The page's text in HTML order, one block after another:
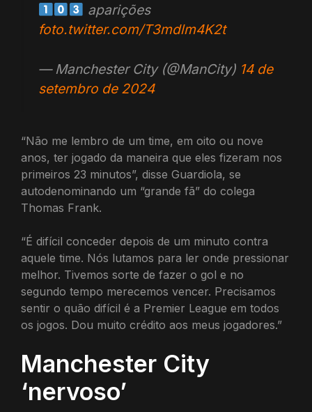
aparições
foto.twitter.com/T3mdlm4K2t
— Manchester City (@ManCity) 14 de
setembro de 2024
“Não me lembro de um time, em oito ou nove
anos, ter jogado da maneira que eles fizeram nos
primeiros 23 minutos”, disse Guardiola, se
autodenominando um “grande fã” do colega
Thomas Frank.
“É difícil conceder depois de um minuto contra
aquele time. Nós lutamos para ler onde pressionar
melhor. Tivemos sorte de fazer o gol e no
segundo tempo merecemos vencer. Precisamos
sentir o quão difícil é a Premier League em todos
os jogos. Dou muito crédito aos meus jogadores.”
Manchester City
‘nervoso’